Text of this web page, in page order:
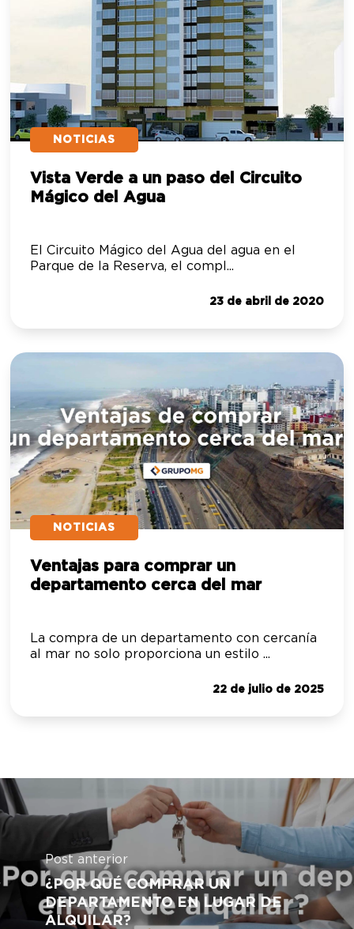
NOTICIAS
Vista Verde a un paso del Circuito
Mágico del Agua
El Circuito Mágico del Agua del agua en el
Parque de la Reserva, el compl...
23 de abril de 2020
NOTICIAS
Ventajas para comprar un
departamento cerca del mar
La compra de un departamento con cercanía
al mar no solo proporciona un estilo ...
22 de julio de 2025
Post anterior
¿POR QUÉ COMPRAR UN
DEPARTAMENTO EN LUGAR DE
ALQUILAR?